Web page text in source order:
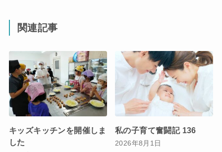
関連記事
キッズキッチンを開催しま
した
私の子育て奮闘記 136
2026年8月1日